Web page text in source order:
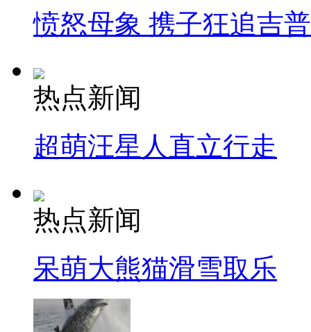
愤怒母象 携子狂追吉
热点新闻
超萌汪星人直立行走
热点新闻
呆萌大熊猫滑雪取乐